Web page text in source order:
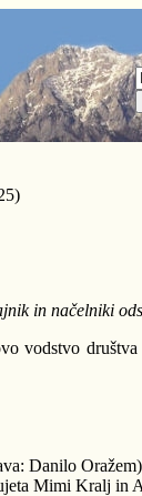
in načelniki
vodstvo
Danilo Oražem)
Mimi Kralj in